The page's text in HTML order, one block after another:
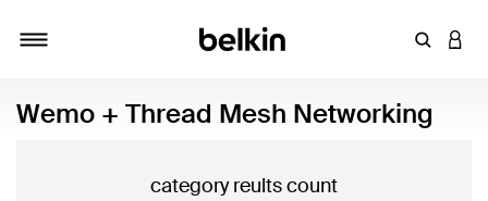
Inserisci
Wemo + Thread Mesh Networking
category reults count